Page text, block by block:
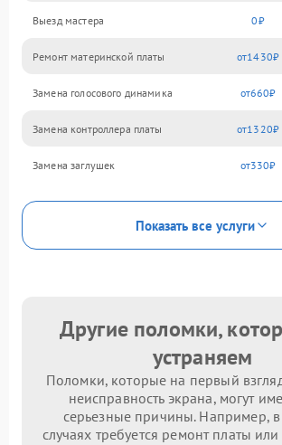
Выезд мастера 0
Ремонт материнской платы 1430
Замена голосового динамика 660
Замена контроллера платы 1320
Замена заглушек 330
Показать все услуги
Другие поломки,
устраняем
Поломки, которые на первый
неисправность экрана, могут
серьезные причины. Например,
случаях требуется ремонт платы